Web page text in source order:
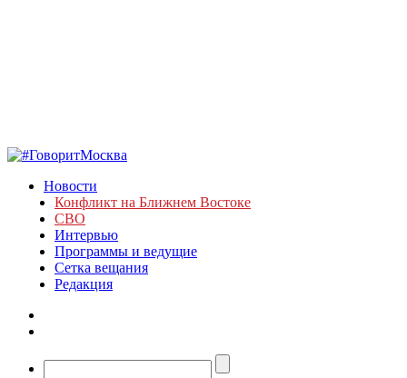
Новости
Конфликт на Ближнем Востоке
СВО
Интервью
Программы и ведущие
Сетка вещания
Редакция